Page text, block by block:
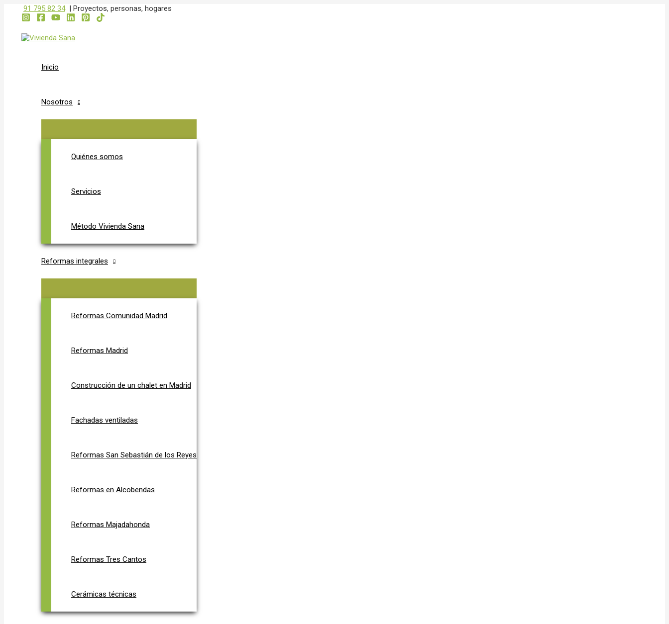
contenido
91 795 82 34 | Proyectos, personas, hogares
Inicio
Nosotros
MENÚ
Quiénes somos
Servicios
Método Vivienda Sana
Reformas integrales
MENÚ
Reformas Comunidad Madrid
Reformas Madrid
Construcción de un chalet en Madrid
Fachadas ventiladas
Reformas San Sebastián de los Reyes
Reformas en Alcobendas
Reformas Majadahonda
Reformas Tres Cantos
Cerámicas técnicas